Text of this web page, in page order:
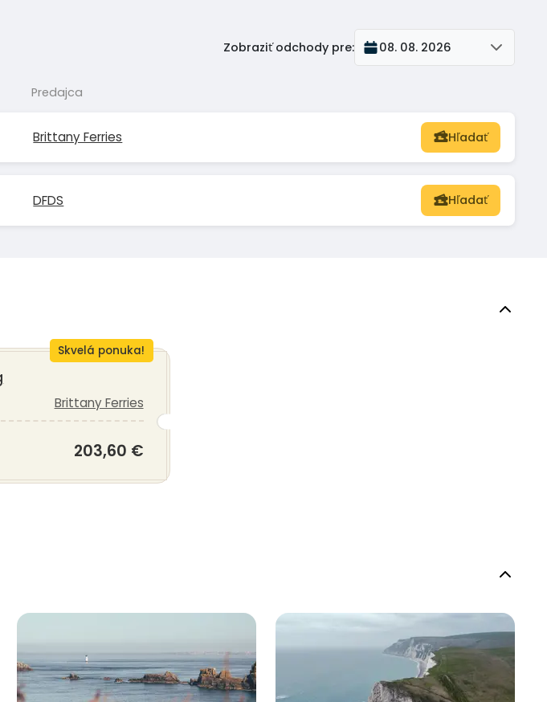
Zobraziť odchody pre: 08. 08. 2026
Predajca
Brittany Ferries Hľadať
DFDS Hľadať
Skvelá ponuka!
Brittany Ferries
203,60 €